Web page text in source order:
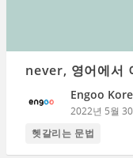
never, 영어에서
Engoo
2022년 5월
헷갈리는 문법